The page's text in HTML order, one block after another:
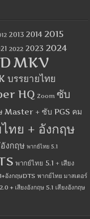
2013 2014 2015
2022 2023 2024
MKV
บรรยายไทย
HQ Zoom ซับ
Master + ซับ PGS คม
ทย + อังกฤษ
งกฤษ พากย์ไทย 5.1
พากย์ไทย 5.1 + เสียง
อังกฤษDTS พากย์ไทย มาสเตอร์
+ เสียงอังกฤษ 5.1 เสียงอังกฤษ